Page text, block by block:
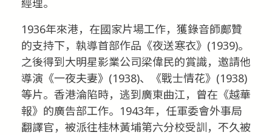
1936年來港，在國家片場工作，獲錄音師鄺贊
的支持下，執導首部作品《夜送寒衣》(1939)。
之後得到大明星影業公司梁偉民的賞識，邀請他
導演《一夜夫妻》(1938)、《戰士情花》(1938)
等片。香港淪陷時，逃到廣東曲江，曾在《越華
報》的廣告部工作。1943年，任軍委會外事局
翻譯官，被派往桂林黃埔第六分校受訓，不久被